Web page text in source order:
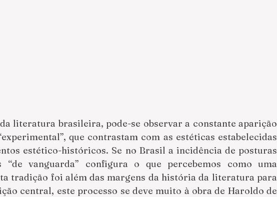
literatura brasileira, pode-se observar a constante aparição
que contrastam com as estéticas estabelecidas
estético-históricos. Se no Brasil a incidência de posturas
“de vanguarda” configura o que percebemos como uma
tradição foi além das margens da história da literatura para
central, este processo se deve muito à obra de Haroldo de